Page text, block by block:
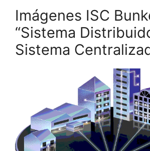
Imágenes ISC
“Sistema
Sistema